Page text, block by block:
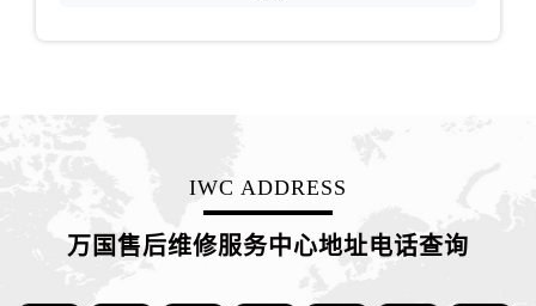
IWC ADDRESS
万国售后维修服务中心地址电话查询